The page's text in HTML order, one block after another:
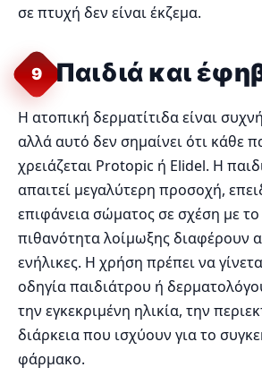
σε πτυχή δεν είναι έκζεμα.
9 Παιδιά και
Η ατοπική δερματίτιδα είναι
αλλά αυτό δεν σημαίνει ότι κάθε
χρειάζεται Protopic ή Elidel. Η
απαιτεί μεγαλύτερη προσοχή,
επιφάνεια σώματος σε σχέση με
πιθανότητα λοίμωξης διαφέρουν
ενήλικες. Η χρήση πρέπει να
οδηγία παιδιάτρου ή
την εγκεκριμένη ηλικία, την
διάρκεια που ισχύουν για το
φάρμακο.